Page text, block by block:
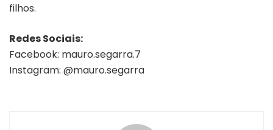
filhos.
Redes Sociais:
Facebook: mauro.segarra.7
Instagram: @mauro.segarra